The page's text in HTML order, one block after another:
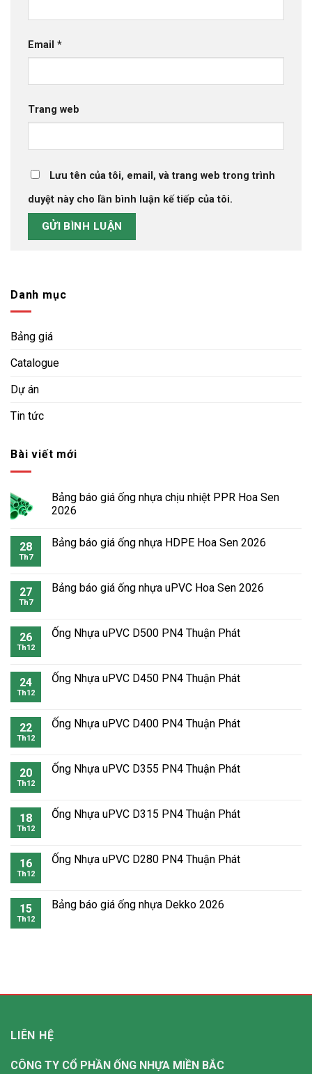
Bảng báo giá ống nhựa Dekko 2026
Email *
Trang web
Lưu tên của tôi, email, và trang web trong trình
duyệt này cho lần bình luận kế tiếp của tôi.
Danh mục
Bảng giá
Catalogue
Dự án
Tin tức
Bài viết mới
Bảng báo giá ống nhựa chịu nhiệt PPR Hoa Sen
2026
28
Th7
Bảng báo giá ống nhựa HDPE Hoa Sen 2026
27
Th7
Bảng báo giá ống nhựa uPVC Hoa Sen 2026
26
Th12
Ống Nhựa uPVC D500 PN4 Thuận Phát
24
Th12
Ống Nhựa uPVC D450 PN4 Thuận Phát
22
Th12
Ống Nhựa uPVC D400 PN4 Thuận Phát
20
Th12
Ống Nhựa uPVC D355 PN4 Thuận Phát
18
Th12
Ống Nhựa uPVC D315 PN4 Thuận Phát
16
Th12
Ống Nhựa uPVC D280 PN4 Thuận Phát
15
Th12
Bảng báo giá ống nhựa Dekko 2026
LIÊN HỆ
CÔNG TY CỔ PHẦN ỐNG NHỰA MIỀN BẮC